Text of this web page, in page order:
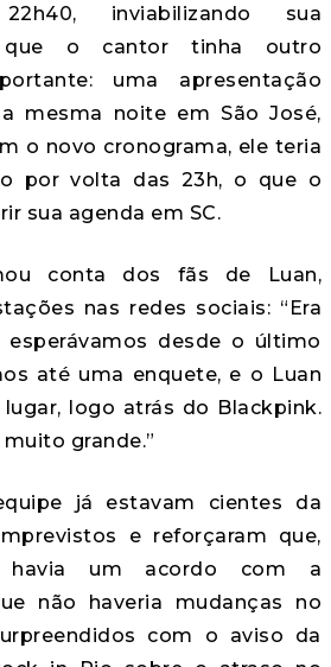
inviabilizando sua
que o cantor tinha outro
uma apresentação
mesma noite em São José,
o novo cronograma, ele teria
por volta das 23h, o que o
sua agenda em SC.
conta dos fãs de Luan,
nas redes sociais: “Era
esperávamos desde o último
até uma enquete, e o Luan
logo atrás do Blackpink.
grande.”
já estavam cientes da
e reforçaram que,
havia um acordo com a
não haveria mudanças no
com o aviso da